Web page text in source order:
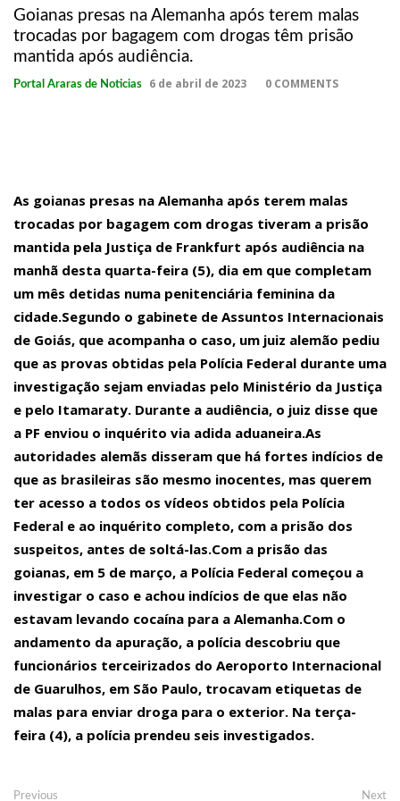
20:4116 de fevereiro – Dia do Repórter Parabens a todos.
20:37Israel emite alerta para Brasil e outros países com dados de
Isabelle Nogueira anuncia fim do noivado com Matteus: ‘Somos
Isabelle Nogueira anunciou, nesta quarta-feira (5), o fim do noivado
postou o mesmo comunicado da agora ex-noiva.
Militares são presos por suspeita de levar drogas em aviões da
suspeitos de envolvimento no crime também foram presos.
22:56Advogado é baleado em restaurante no Novo Aleixo em Manaus.
23:40
FAN FESTIVAL 2000 APRESENTA ERIKA DJ ROSS E MAGIC BOX 28
MANAUS.
00:09 Avião de traslado médico cai e explode nos Estados Unidos; 6
23:39
23:22
Avião e helicóptero militar colidem no ar perto do aeroporto de
23:18squiador brasileiro morre em avalanche nos Alpes franceses
00:15Os aprovados no concurso publico da Prefeitura de
feira ( 16 ) um ato par que a Justiça nao anule o certame.
08:31Polícia investiga se traficantes estão dando abrigo para
Onça.
Compositor amazonense Paulo Onça é agredido durante briga
Manaus.
20:31Menor causa acidente grave em Parintins.
Goianas presas na Alemanha após terem malas
trocadas por bagagem com drogas têm prisão
mantida após audiência.
Portal Araras de Noticias 6 de abril de 2023 0 COMMENTS
As goianas presas na Alemanha após terem malas
trocadas por bagagem com drogas tiveram a prisão
mantida pela Justiça de Frankfurt após audiência na
manhã desta quarta-feira (5), dia em que completam
um mês detidas numa penitenciária feminina da
cidade.Segundo o gabinete de Assuntos Internacionais
de Goiás, que acompanha o caso, um juiz alemão pediu
que as provas obtidas pela Polícia Federal durante uma
investigação sejam enviadas pelo Ministério da Justiça
e pelo Itamaraty. Durante a audiência, o juiz disse que
a PF enviou o inquérito via adida aduaneira.As
autoridades alemãs disseram que há fortes indícios de
que as brasileiras são mesmo inocentes, mas querem
ter acesso a todos os vídeos obtidos pela Polícia
Federal e ao inquérito completo, com a prisão dos
suspeitos, antes de soltá-las.Com a prisão das
goianas, em 5 de março, a Polícia Federal começou a
investigar o caso e achou indícios de que elas não
estavam levando cocaína para a Alemanha.Com o
andamento da apuração, a polícia descobriu que
funcionários terceirizados do Aeroporto Internacional
de Guarulhos, em São Paulo, trocavam etiquetas de
malas para enviar droga para o exterior. Na terça-
feira (4), a polícia prendeu seis investigados.
Previous Next